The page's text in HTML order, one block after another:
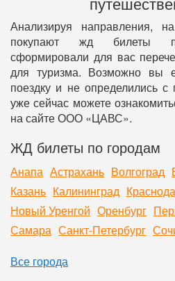
Анализируя направления,
покупают жд билеты
сформировали для вас
для туризма. Возможно вы
поездку и не определились с
уже сейчас можете
на сайте ООО «ЦАВС».
ЖД билеты по городам
Анапа Астрахань Волгоград
Казань Калининград
Новый Уренгой Оренбург
Самара Санкт-Петербург
Все города